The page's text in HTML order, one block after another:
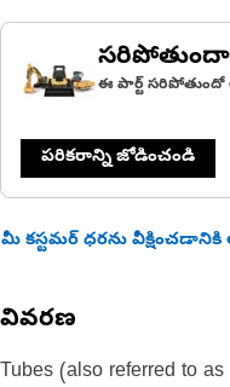
ఈ పార్ట్
పరికరాన్ని జోడించండి
మీ కస్టమర్ ధరను
వివరణ
Tubes (also referred to